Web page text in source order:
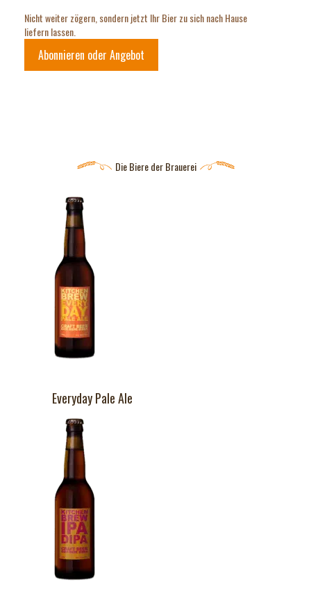
Nicht weiter zögern, sondern jetzt Ihr Bier zu sich nach Hause
liefern lassen.
Abonnieren oder Angebot
Die Biere der Brauerei
Everyday Pale Ale